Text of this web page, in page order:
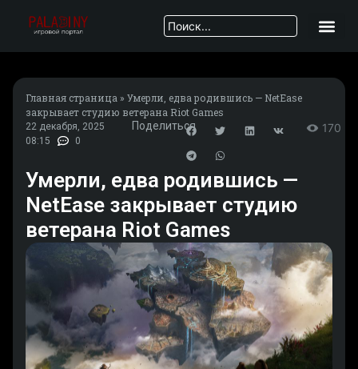
Главная страница » Умерли, едва родившись — NetEase
закрывает студию ветерана Riot Games
22 декабря, 2025
08:15
0
Поделиться 170
Умерли, едва родившись —
NetEase закрывает студию
ветерана Riot Games